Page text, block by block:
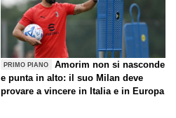
PRIMO PIANO
Amorim non si nasconde
e punta in alto: il suo Milan deve
provare a vincere in Italia e in Europa